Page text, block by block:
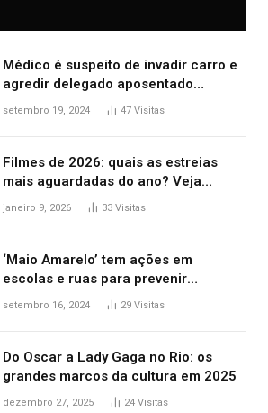
Médico é suspeito de invadir carro e
agredir delegado aposentado
durante confusão no trânsito
setembro 19, 2024 47 Visitas
Filmes de 2026: quais as estreias
mais aguardadas do ano? Veja
principais lançamentos do cinema
janeiro 9, 2026 33 Visitas
‘Maio Amarelo’ tem ações em
escolas e ruas para prevenir
acidentes no trânsito no AP
setembro 16, 2024 29 Visitas
Do Oscar a Lady Gaga no Rio: os
grandes marcos da cultura em 2025
dezembro 27, 2025 24 Visitas